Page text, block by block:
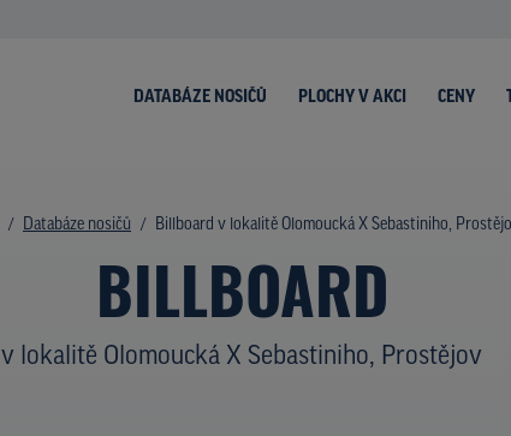
DATABÁZE NOSIČŮ PLOCHY V AKCI CENY
Databáze nosičů Billboard v lokalitě Olomoucká X Sebastiniho,
BILLBOARD
v lokalitě Olomoucká X Sebastiniho, Prostějov